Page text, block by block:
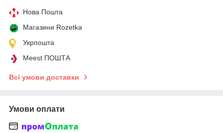
Нова Пошта
Магазини Rozetka
Укрпошта
Meest ПОШТА
Всі умови доставки
Умови оплати